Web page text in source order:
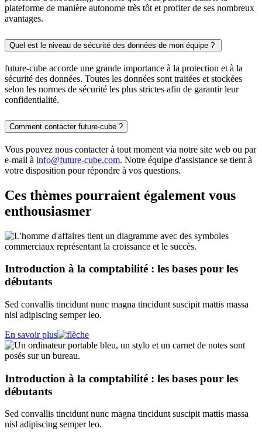
plateforme de manière autonome très tôt et profiter de ses nombreux
avantages.
Quel est le niveau de sécurité des données de mon équipe ?
future-cube accorde une grande importance à la protection et à la
sécurité des données. Toutes les données sont traitées et stockées
selon les normes de sécurité les plus strictes afin de garantir leur
confidentialité.
Comment contacter future-cube ?
Vous pouvez nous contacter à tout moment via notre site web ou par
e-mail à info@future-cube.com. Notre équipe d'assistance se tient à
votre disposition pour répondre à vos questions.
Ces thèmes pourraient également vous
enthousiasmer
Introduction à la comptabilité : les bases pour les
débutants
Sed convallis tincidunt nunc magna tincidunt suscipit mattis massa
nisl adipiscing semper leo.
En savoir plus
Introduction à la comptabilité : les bases pour les
débutants
Sed convallis tincidunt nunc magna tincidunt suscipit mattis massa
nisl adipiscing semper leo.